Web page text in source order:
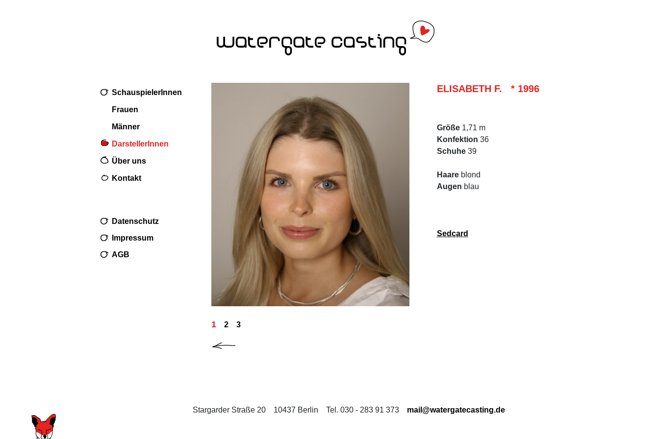
SchauspielerInnen
Frauen
Männer
DarstellerInnen
Über uns
Kontakt
Datenschutz
Impressum
AGB
1 2 3
ELISABETH F. * 1996
Größe1,71 m
Konfektion 36
Schuhe39
Haareblond
Augen blau
Sedcard
Stargarder Straße 20 10437 Berlin Tel. 030 - 283 91 373 mail@watergatecasting.de